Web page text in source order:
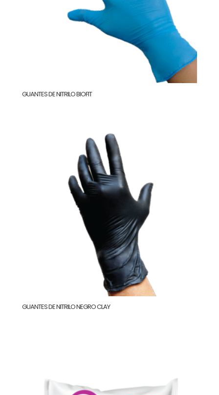
GUANTES DE NITRILO BIOFIT
GUANTES DE NITRILO NEGRO CLAY